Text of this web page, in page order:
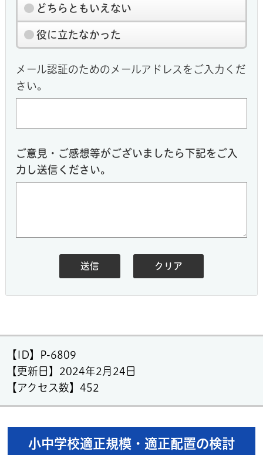
どちらともいえない
役に立たなかった
メール認証のためのメールアドレスをご入力くだ
さい。
ご意見・ご感想等がございましたら下記をご入
力し送信ください。
【ID】
P-6809
【更新日】 2024年2月24日
【アクセス数】452
小中学校適正規模・適正配置の検討